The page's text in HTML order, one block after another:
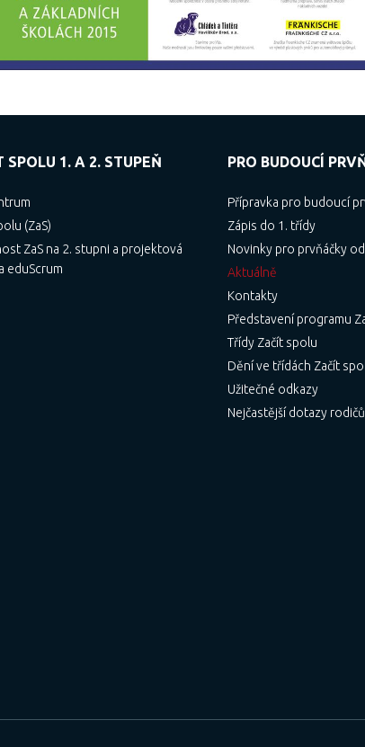
SPOLU 1. A 2. STUPEŇ
(ZaS)
ZaS na 2. stupni a projektová
eduScrum
PRO BUDOUCÍ
Přípravka pro budoucí
Zápis do 1. třídy
Novinky pro prvňáčky
Aktuálně
Kontakty
Představení programu
Třídy Začít spolu
Dění ve třídách Začít
Užitečné odkazy
Nejčastější dotazy rodičů